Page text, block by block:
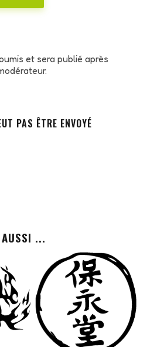
et sera publié après
PAS ÊTRE ENVOYÉ
...